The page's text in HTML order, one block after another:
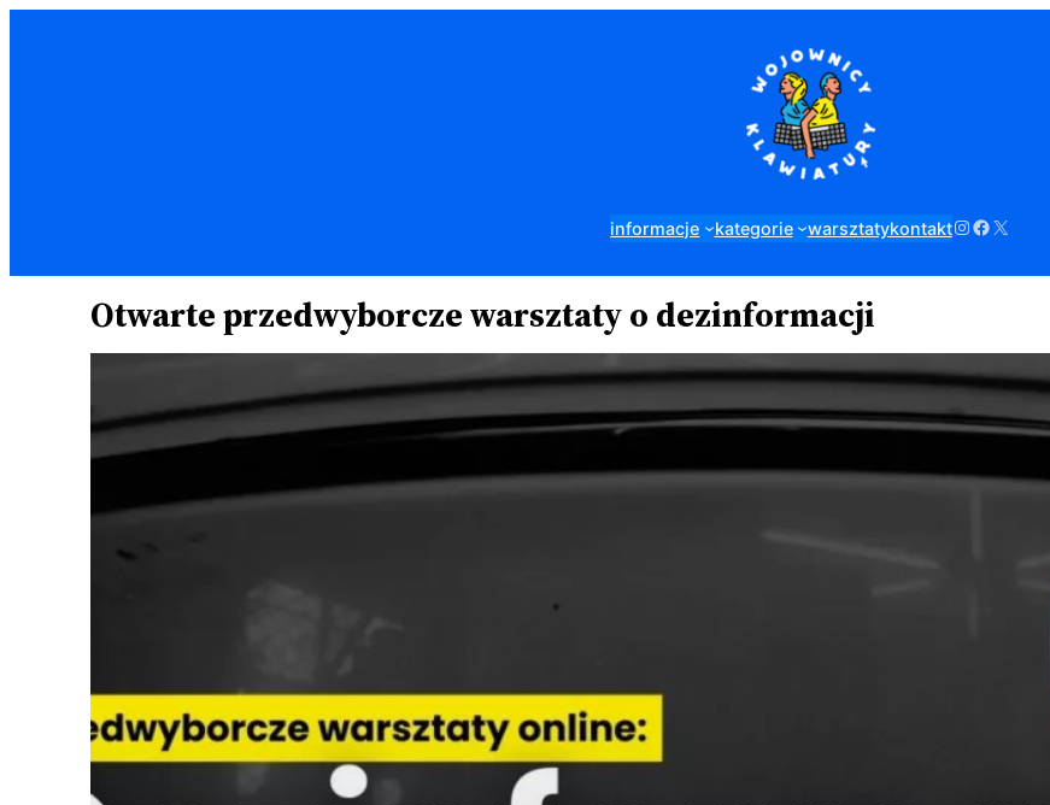
informacje kategorie warsztatykontaktInstagram
Facebook
X
Otwarte przedwyborcze warsztaty o dezinformacji